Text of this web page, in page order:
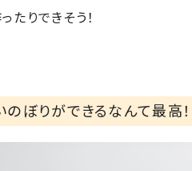
たりできそう！
ぼりができるなんて最高！